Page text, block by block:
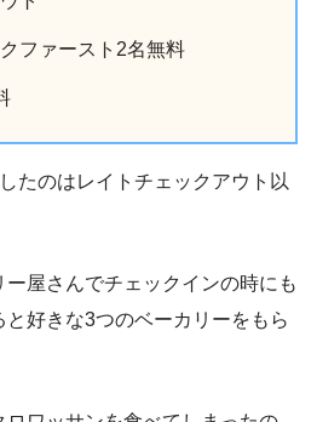
ファースト2名無料
たのはレイトチェックアウト以
ー屋さんでチェックインの時にも
好きな3つのベーカリーをもら